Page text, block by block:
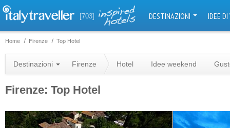
[703] DESTINAZIONI IDEE
Home Firenze Top Hotel
Destinazioni Firenze Hotel Idee weekend
Firenze: Top Hotel